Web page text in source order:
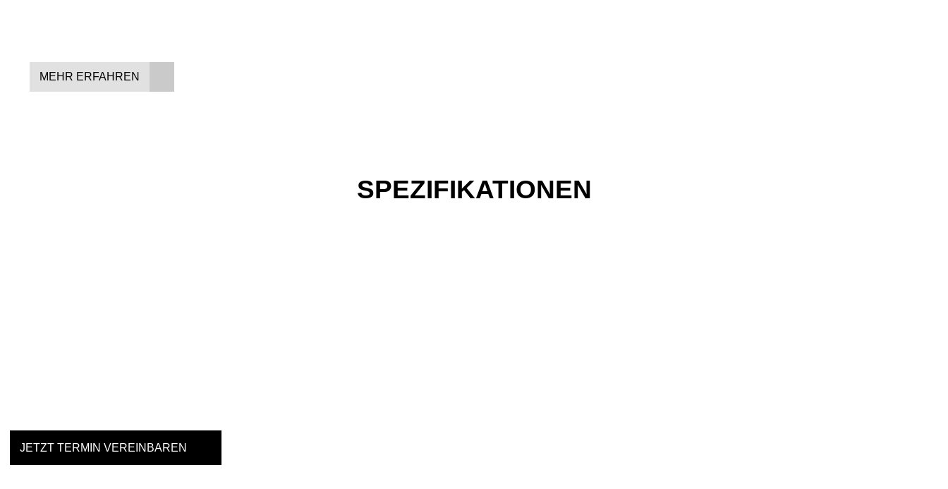
MEHR ERFAHREN
SPEZIFIKATIONEN
JETZT TERMIN VEREINBAREN